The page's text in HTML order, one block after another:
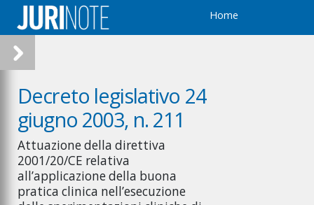
Home
Decreto legislativo 24
giugno 2003, n. 211
Attuazione della direttiva
2001/20/CE relativa
all’applicazione della buona
pratica clinica nell’esecuzione